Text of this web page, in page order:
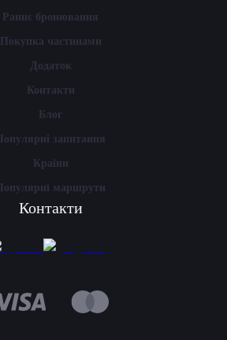
Раннє бронювання
Покупка частинами
Додаток
Контакти
Блог
Популярні запитання
Країни
Популярні маршрути
Контакти